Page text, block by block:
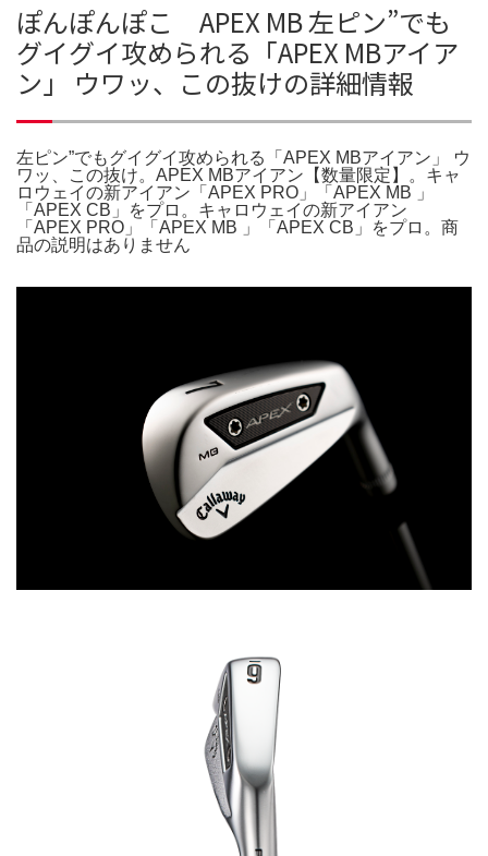
ぽんぽんぽこ APEX MB 左ピン”でも
グイグイ攻められる「APEX MBアイア
ン」 ウワッ、この抜けの詳細情報
左ピン”でもグイグイ攻められる「APEX MBアイアン」 ウ
ワッ、この抜け。APEX MBアイアン【数量限定】。キャ
ロウェイの新アイアン「APEX PRO」「APEX MB 」
「APEX CB」をプロ。キャロウェイの新アイアン
「APEX PRO」「APEX MB 」「APEX CB」をプロ。商
品の説明はありません